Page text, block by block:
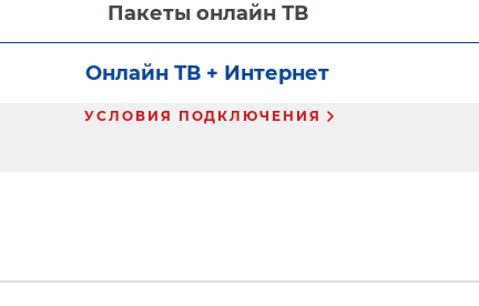
Пакеты онлайн ТВ
Онлайн ТВ + Интернет
УСЛОВИЯ ПОДКЛЮЧЕНИЯ